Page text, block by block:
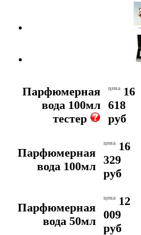
Парфюмерная
вода 100мл
тестер
цена 16
618
руб
Парфюмерная
вода 100мл
цена 16
329
руб
Парфюмерная
вода 50мл
цена 12
009
руб